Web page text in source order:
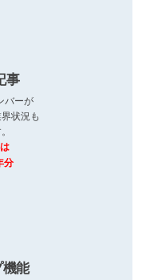
事
バーが
状況も
分
能